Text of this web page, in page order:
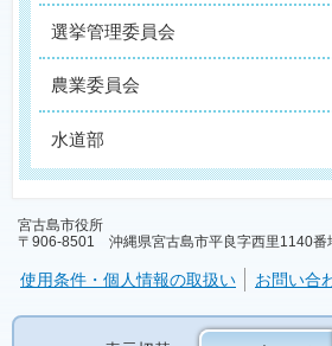
選挙管理委員会
農業委員会
水道部
宮古島市役所
〒906-8501 沖縄県宮古島市平良字西里1140番
使用条件・個人情報の取扱い お問い合